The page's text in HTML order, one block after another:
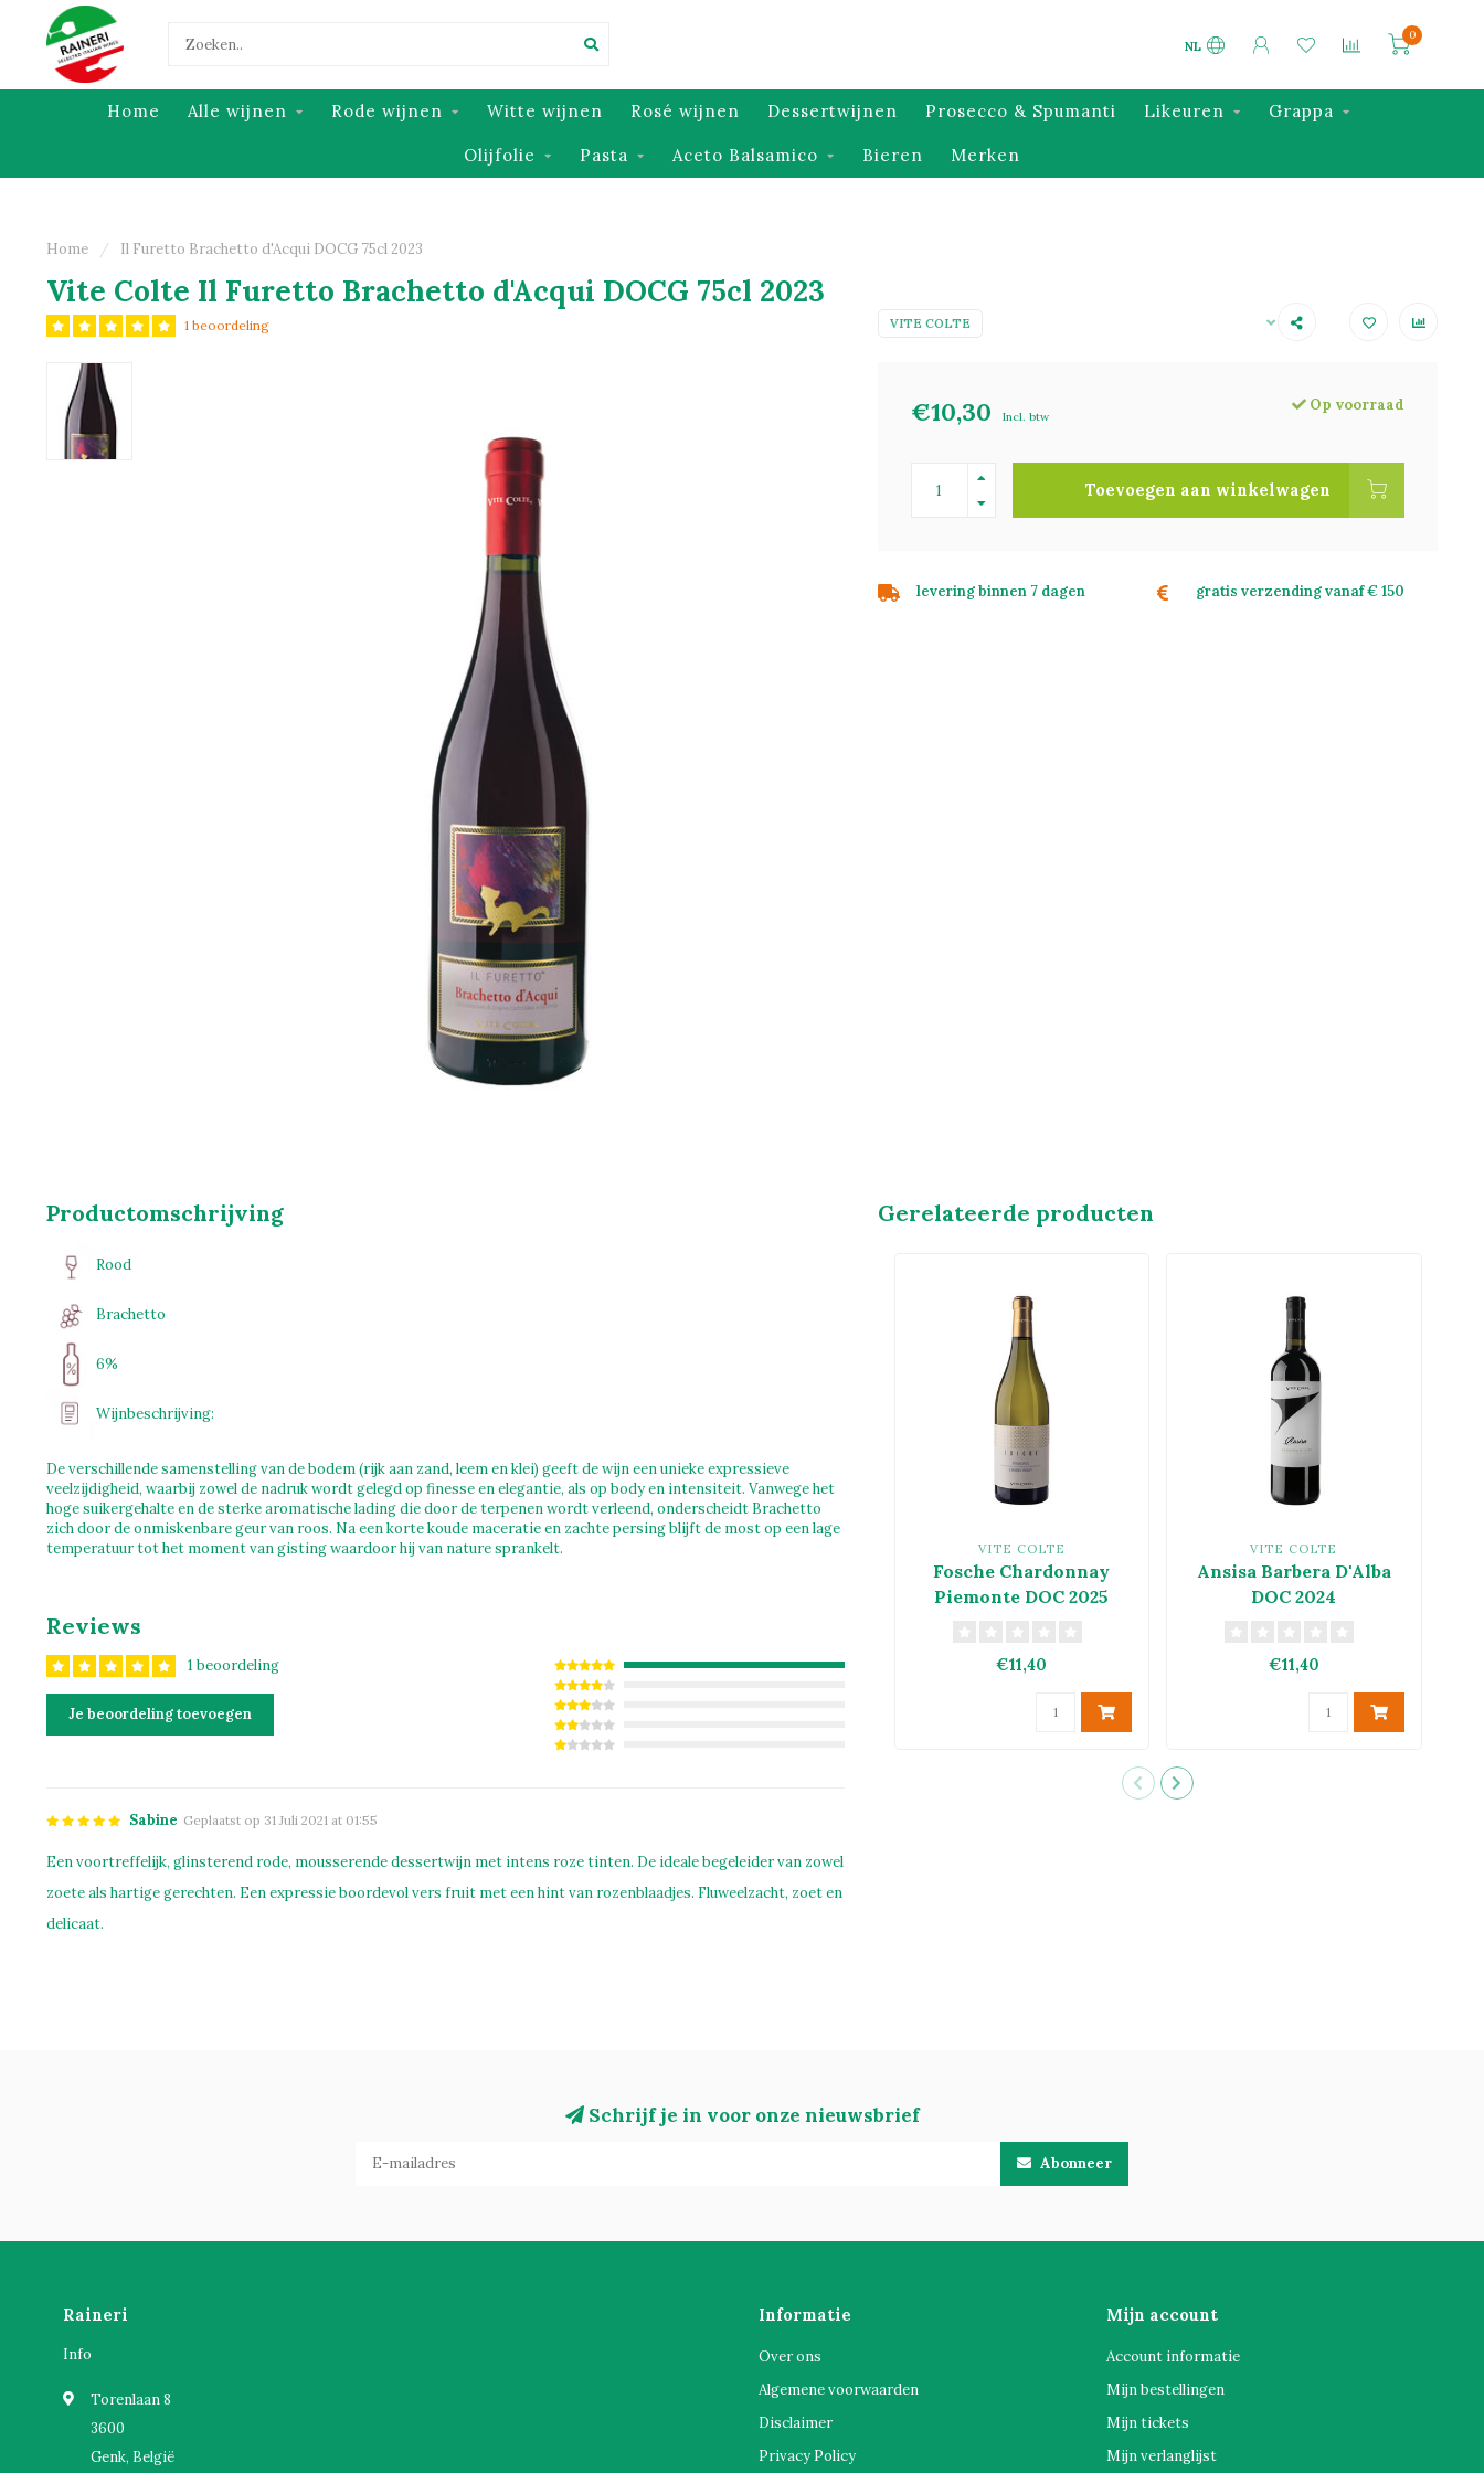
NL
0
Home Alle wijnen Rode wijnen Witte wijnen Rosé wijnen Dessertwijnen Prosecco & Spumanti Likeuren Grappa
Olijfolie Pasta Aceto Balsamico Bieren Merken
Home / Il Furetto Brachetto d'Acqui DOCG 75cl 2023
Vite Colte Il Furetto Brachetto d'Acqui DOCG 75cl 2023
1 beoordeling VITE COLTE
€10,30 Incl. btw
Op voorraad
Toevoegen aan winkelwagen
levering binnen 7 dagen gratis verzending vanaf € 150
Productomschrijving
Rood
Brachetto
6%
Wijnbeschrijving:
De verschillende samenstelling van de bodem (rijk aan zand, leem en klei) geeft de wijn een unieke expressieve
veelzijdigheid, waarbij zowel de nadruk wordt gelegd op finesse en elegantie, als op body en intensiteit. Vanwege het
hoge suikergehalte en de sterke aromatische lading die door de terpenen wordt verleend, onderscheidt Brachetto
zich door de onmiskenbare geur van roos. Na een korte koude maceratie en zachte persing blijft de most op een lage
temperatuur tot het moment van gisting waardoor hij van nature sprankelt.
Reviews
1 beoordeling
Je beoordeling toevoegen
Sabine Geplaatst op 31 Juli 2021 at 01:55
Een voortreffelijk, glinsterend rode, mousserende dessertwijn met intens roze tinten. De ideale begeleider van zowel
zoete als hartige gerechten. Een expressie boordevol vers fruit met een hint van rozenblaadjes. Fluweelzacht, zoet en
delicaat.
Gerelateerde producten
VITE COLTE
Fosche Chardonnay
Piemonte DOC 2025
€11,40
VITE COLTE
Ansisa Barbera D'Alba
DOC 2024
€11,40
Schrijf je in voor onze nieuwsbrief
Abonneer
Raineri
Info
Torenlaan 8
3600
Genk, België
Informatie
Over ons
Algemene voorwaarden
Disclaimer
Privacy Policy
Mijn account
Account informatie
Mijn bestellingen
Mijn tickets
Mijn verlanglijst